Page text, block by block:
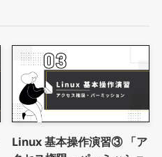
Linux 基本操作演習③ 「ア